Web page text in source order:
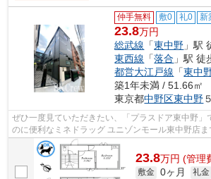
仲手無料 敷0 礼0 新
23.8万円
総武線 「東中野 」駅
東西線 「落合 」駅 徒
都営大江戸線 「東中
築1年未満 / 51.66㎡
東京都中野区東中野
ぜひ一度見ていただきたい、「プラスドア東中野」
のに便利なミネドラッグ ユニゾンモール東中野店
のマンションです。ありきたりの物件に...
23.8万円 (管理
敷金 0ヶ月 礼金